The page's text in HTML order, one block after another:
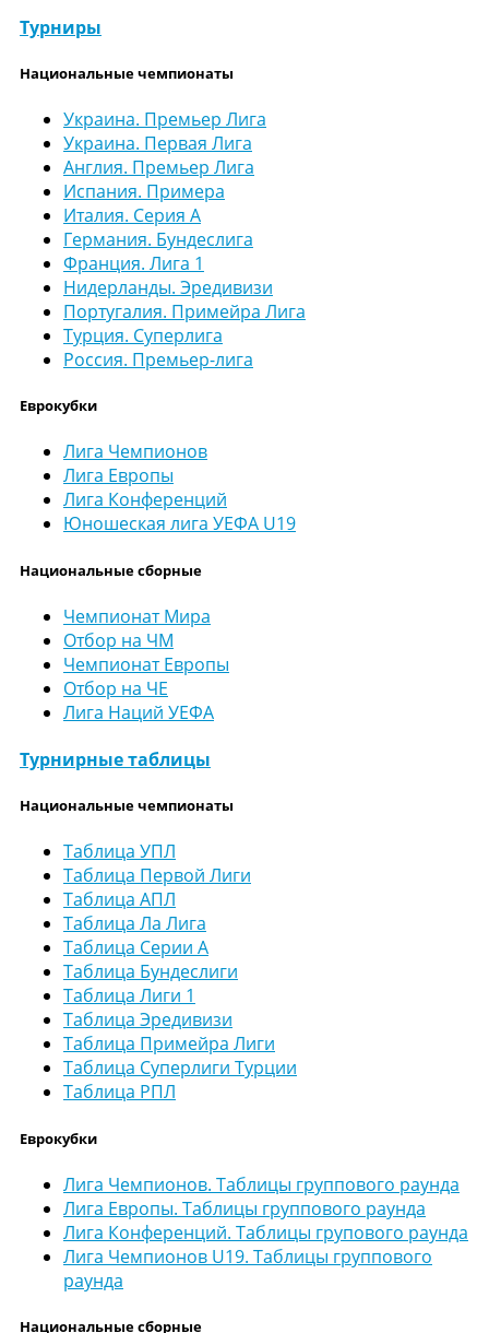
Турниры
Национальные чемпионаты
Украина. Премьер Лига
Украина. Первая Лига
Англия. Премьер Лига
Испания. Примера
Италия. Серия А
Германия. Бундеслига
Франция. Лига 1
Нидерланды. Эредивизи
Португалия. Примейра Лига
Турция. Суперлига
Россия. Премьер-лига
Еврокубки
Лига Чемпионов
Лига Европы
Лига Конференций
Юношеская лига УЕФА U19
Национальные сборные
Чемпионат Мира
Отбор на ЧМ
Чемпионат Европы
Отбор на ЧЕ
Лига Наций УЕФА
Турнирные таблицы
Национальные чемпионаты
Таблица УПЛ
Таблица Первой Лиги
Таблица АПЛ
Таблица Ла Лига
Таблица Серии А
Таблица Бундеслиги
Таблица Лиги 1
Таблица Эредивизи
Таблица Примейра Лиги
Таблица Суперлиги Турции
Таблица РПЛ
Еврокубки
Лига Чемпионов. Таблицы группового раунда
Лига Европы. Таблицы группового раунда
Лига Конференций. Таблицы групового раунда
Лига Чемпионов U19. Таблицы группового
раунда
Национальные сборные